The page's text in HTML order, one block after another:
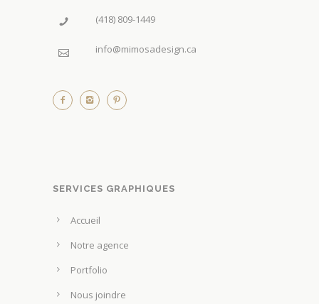
(418) 809-1449
info@mimosadesign.ca
SERVICES GRAPHIQUES
Accueil
Notre agence
Portfolio
Nous joindre